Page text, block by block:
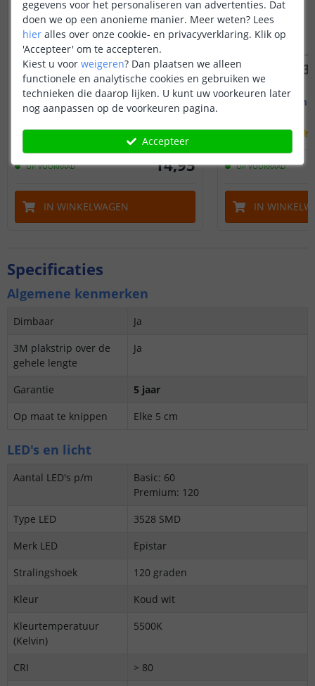
Led strip profiel breed
19 mm - compleet 1M
(8 reviews)
OP VOORRAAD 14,95
IN WINKELWAGEN
1M -
OP VOORRAAD
IN
Specificaties
Algemene kenmerken
Dimbaar
Ja
3M plakstrip over de
gehele lengte
Ja
Garantie
5 jaar
Op maat te knippen
Elke 5 cm
LED's en licht
Aantal LED's p/m
Basic: 60
Premium: 120
Type LED
3528 SMD
Merk LED
Epistar
Stralingshoek
120 graden
Kleur
Koud wit
Kleurtemperatuur
(Kelvin)
5500K
CRI
> 80
gegevens voor het personaliseren van advertenties. Dat
doen we op een anonieme manier. Meer weten? Lees
hier alles over onze cookie- en privacyverklaring. Klik op
'Accepteer' om te accepteren.
Kiest u voor weigeren? Dan plaatsen we alleen
functionele en analytische cookies en gebruiken we
technieken die daarop lijken. U kunt uw voorkeuren later
nog aanpassen op de voorkeuren pagina.
Accepteer